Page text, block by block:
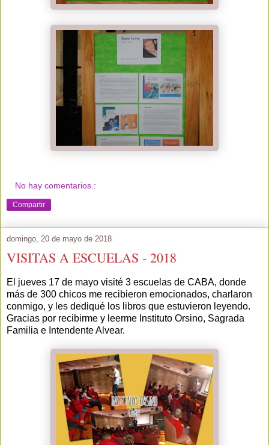
No hay comentarios.:
Compartir
domingo, 20 de mayo de 2018
VISITAS A ESCUELAS - 2018
El jueves 17 de mayo visité 3 escuelas de CABA, donde
más de 300 chicos me recibieron emocionados, charlaron
conmigo, y les dediqué los libros que estuvieron leyendo.
Gracias por recibirme y leerme Instituto Orsino, Sagrada
Familia e Intendente Alvear.